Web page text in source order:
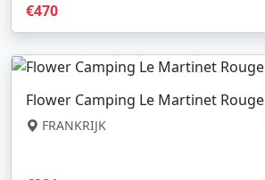
€470
Flower Camping Le Martinet Rouge
FRANKRIJK